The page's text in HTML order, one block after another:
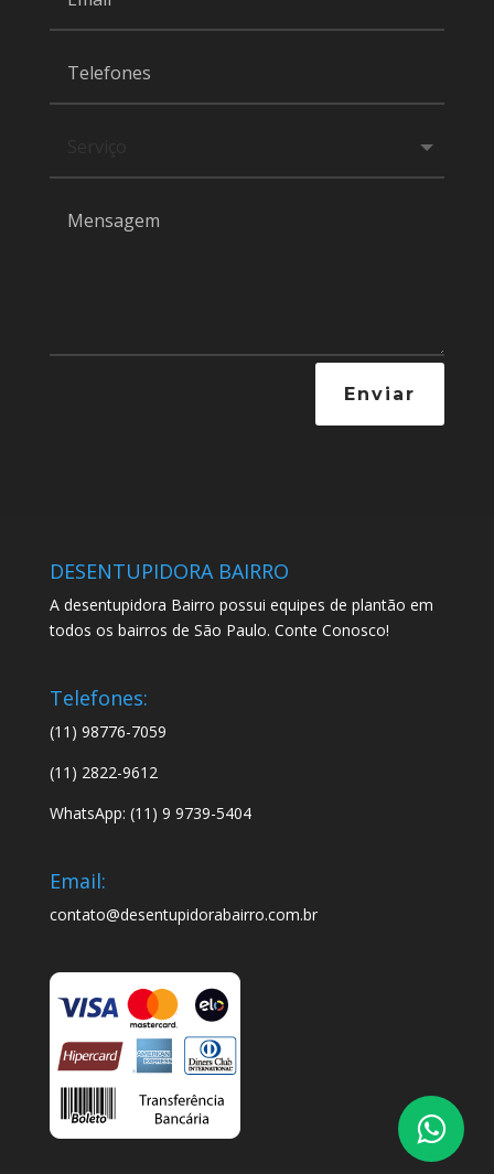
Enviar
DESENTUPIDORA BAIRRO
A desentupidora Bairro possui equipes de plantão em
todos os bairros de São Paulo. Conte Conosco!
Telefones:
(11) 98776-7059
(11) 2822-9612
WhatsApp: (11) 9 9739-5404
Email:
contato@desentupidorabairro.com.br